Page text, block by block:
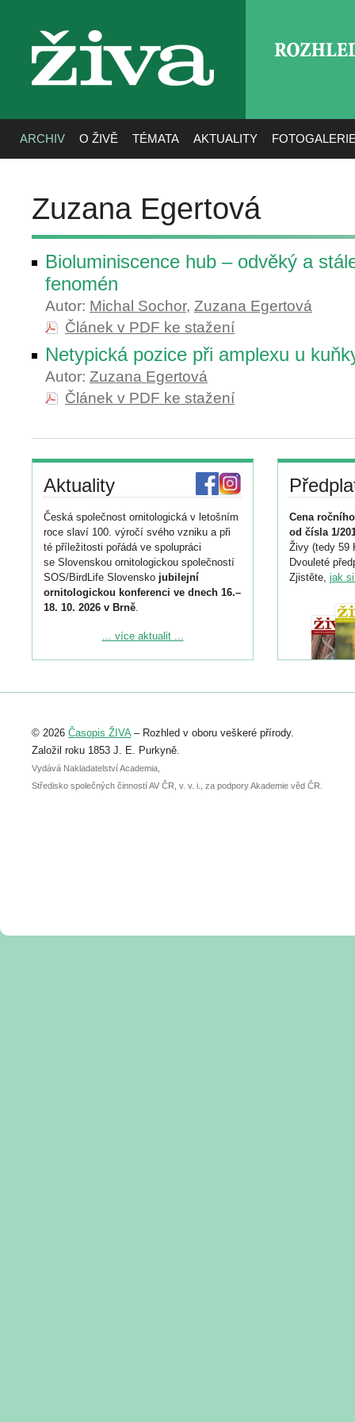
živa
ARCHIV O ŽIVĚ TÉMATA AKTUALITY
Zuzana Egertová
Bioluminiscence hub – odvěký a
fenomén
Autor: Michal Sochor, Zuzana Egertová
Článek v PDF ke stažení
Netypická pozice při amplexu u
Autor: Zuzana Egertová
Článek v PDF ke stažení
Aktuality
Česká společnost ornitologická v letošním
roce slaví 100. výročí svého vzniku a při
té příležitosti pořádá ve spolupráci
se Slovenskou ornitologickou společností
SOS/BirdLife Slovensko jubilejní
ornitologickou konferenci ve dnech 16.–
18. 10. 2026 v Brně.
Podrobnější informace ke konferenci
Registrovat se můžete do 6. září.
abstraktu přihlášené přednášky nebo
posteru je už 30. června.
... více aktualit ...
Cena
od čísla 1/
Živy (tedy 59
Dvouleté
Zjistěte, jak
© 2026 Časopis ŽIVA– Rozhled v oboru veškeré přírody.
Založil roku 1853 J. E. Purkyně.
Vydává Nakladatelství Academia,
Středisko společných činností AV ČR, v. v. i., za podpory Akademie věd ČR.